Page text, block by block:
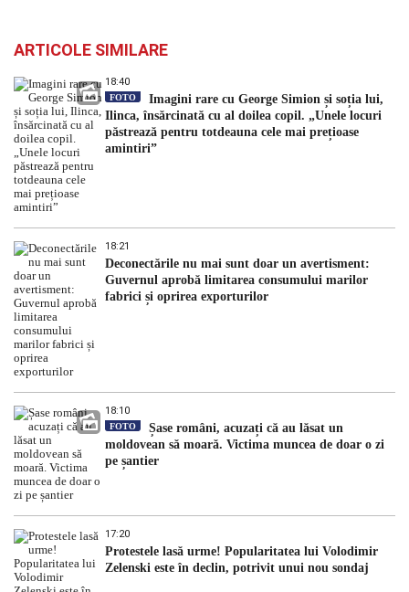
ARTICOLE SIMILARE
18:40
FOTO
Imagini rare cu George Simion și soția lui,
Ilinca, însărcinată cu al doilea copil. „Unele locuri
păstrează pentru totdeauna cele mai prețioase
amintiri”
18:21
Deconectările nu mai sunt doar un avertisment:
Guvernul aprobă limitarea consumului marilor
fabrici și oprirea exporturilor
18:10
FOTO
Șase români, acuzați că au lăsat un
moldovean să moară. Victima muncea de doar o zi
pe șantier
17:20
Protestele lasă urme! Popularitatea lui Volodimir
Zelenski este în declin, potrivit unui nou sondaj